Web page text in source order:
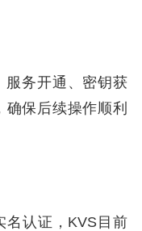
服务开通、密钥获
保后续操作顺利
名认证，KVS目前